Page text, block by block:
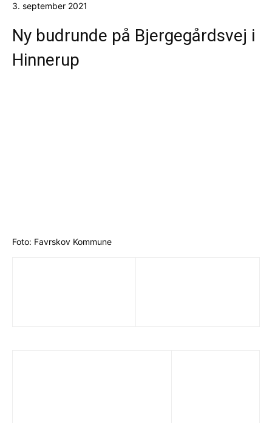
3. september 2021
Ny budrunde på Bjergegårdsvej i
Hinnerup
Foto: Favrskov Kommune